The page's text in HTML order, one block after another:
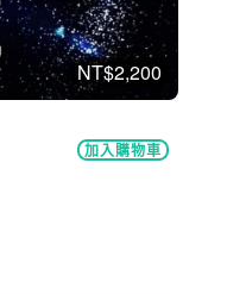
NT$2,200
加入購物車